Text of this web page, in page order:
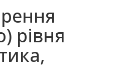
рівня